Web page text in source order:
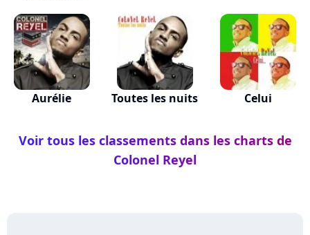
Aurélie Toutes les nuits Celui
Voir tous les classements dans les charts de
Colonel Reyel